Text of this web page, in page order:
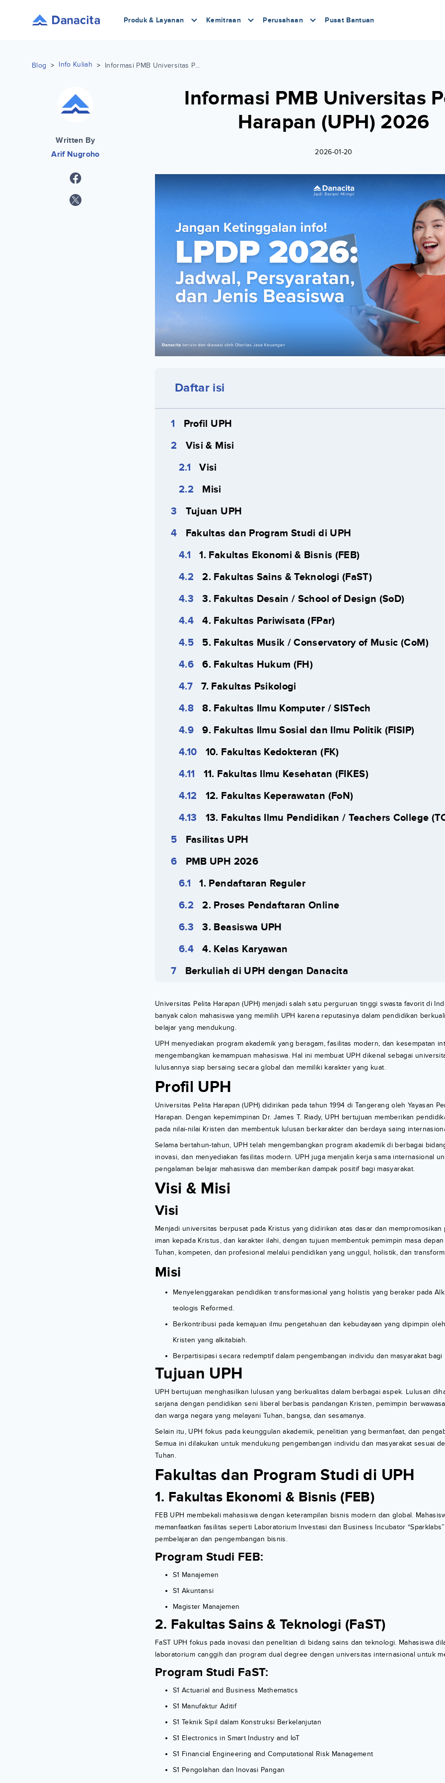
Produk & Layanan Kemitraan Perusahaan Pusat Bantuan
Blog > Info Kuliah > Informasi PMB Universitas Pelita Harapan (UPH) 2026
Written By
Arif Nugroho
Informasi PMB Universitas
Harapan (UPH) 2026
2026-01-20
Daftar isi
Profil UPH
Visi & Misi
Visi
Misi
Tujuan UPH
Fakultas dan Program Studi di UPH
1. Fakultas Ekonomi & Bisnis (FEB)
2. Fakultas Sains & Teknologi (FaST)
3. Fakultas Desain / School of Design (SoD)
4. Fakultas Pariwisata (FPar)
5. Fakultas Musik / Conservatory of Music (CoM)
6. Fakultas Hukum (FH)
7. Fakultas Psikologi
8. Fakultas Ilmu Komputer / SISTech
9. Fakultas Ilmu Sosial dan Ilmu Politik (FISIP)
10. Fakultas Kedokteran (FK)
11. Fakultas Ilmu Kesehatan (FIKES)
12. Fakultas Keperawatan (FoN)
13. Fakultas Ilmu Pendidikan / Teachers College
Fasilitas UPH
PMB UPH 2026
1. Pendaftaran Reguler
2. Proses Pendaftaran Online
3. Beasiswa UPH
4. Kelas Karyawan
Berkuliah di UPH dengan Danacita
Universitas Pelita Harapan (UPH) menjadi salah satu perguruan tinggi swasta favorit di
banyak calon mahasiswa yang memilih UPH karena reputasinya dalam pendidikan
belajar yang mendukung.
UPH menyediakan program akademik yang beragam, fasilitas modern, dan kesempatan
mengembangkan kemampuan mahasiswa. Hal ini membuat UPH dikenal sebagai
lulusannya siap bersaing secara global dan memiliki karakter yang kuat.
Profil UPH
Universitas Pelita Harapan (UPH) didirikan pada tahun 1994 di Tangerang oleh Yayasan
Harapan. Dengan kepemimpinan Dr. James T. Riady, UPH bertujuan memberikan
pada nilai-nilai Kristen dan membentuk lulusan berkarakter dan berdaya saing
Selama bertahun-tahun, UPH telah mengembangkan program akademik di berbagai
inovasi, dan menyediakan fasilitas modern. UPH juga menjalin kerja sama internasional
pengalaman belajar mahasiswa dan memberikan dampak positif bagi masyarakat.
Visi & Misi
Visi
Menjadi universitas berpusat pada Kristus yang didirikan atas dasar dan
iman kepada Kristus, dan karakter ilahi, dengan tujuan membentuk pemimpin masa
Tuhan, kompeten, dan profesional melalui pendidikan yang unggul, holistik, dan
Misi
Menyelenggarakan pendidikan transformasional yang holistis yang berakar pada
teologis Reformed.
Berkontribusi pada kemajuan ilmu pengetahuan dan kebudayaan yang dipimpin
Kristen yang alkitabiah.
Berpartisipasi secara redemptif dalam pengembangan individu dan masyarakat bagi
Tujuan UPH
UPH bertujuan menghasilkan lulusan yang berkualitas dalam berbagai aspek. Lulusan
sarjana dengan pendidikan seni liberal berbasis pandangan Kristen, pemimpin
dan warga negara yang melayani Tuhan, bangsa, dan sesamanya.
Selain itu, UPH fokus pada keunggulan akademik, penelitian yang bermanfaat, dan
Semua ini dilakukan untuk mendukung pengembangan individu dan masyarakat sesuai
Tuhan.
Fakultas dan Program Studi di UPH
1. Fakultas Ekonomi & Bisnis (FEB)
FEB UPH membekali mahasiswa dengan keterampilan bisnis modern dan global.
memanfaatkan fasilitas seperti Laboratorium Investasi dan Business Incubator
pembelajaran dan pengembangan bisnis.
Program Studi FEB:
S1 Manajemen
S1 Akuntansi
Magister Manajemen
2. Fakultas Sains & Teknologi (FaST)
FaST UPH fokus pada inovasi dan penelitian di bidang sains dan teknologi. Mahasiswa
laboratorium canggih dan program dual degree dengan universitas internasional untuk
Program Studi FaST:
S1 Actuarial and Business Mathematics
S1 Manufaktur Aditif
S1 Teknik Sipil dalam Konstruksi Berkelanjutan
S1 Electronics in Smart Industry and IoT
S1 Financial Engineering and Computational Risk Management
S1 Pengolahan dan Inovasi Pangan